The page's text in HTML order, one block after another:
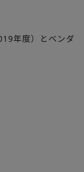
年度）とベンダ